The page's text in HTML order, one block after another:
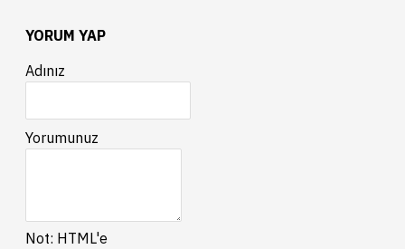
YORUM YAP
Adınız
Yorumunuz
Not: HTML'e